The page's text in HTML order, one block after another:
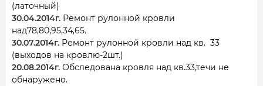
(латочный)
30.04.2014г. Ремонт рулонной кровли
над78,80,95,34,65.
30.07.2014г. Ремонт рулонной кровли над кв. 33
(выходов на кровлю-2шт.)
20.08.2014г. Обследована кровля над кв.33,течи не
обнаружено.